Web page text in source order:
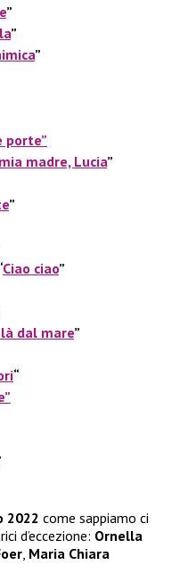
”
”
”
porte”
madre, Lucia”
”
Ciao ciao”
dal mare”
“
2022 come sappiamo ci
d’eccezione: Ornella
Maria Chiara